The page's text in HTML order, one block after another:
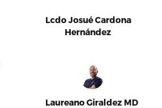
Lcdo Josué Cardona
Hernández
Laureano Giraldez MD